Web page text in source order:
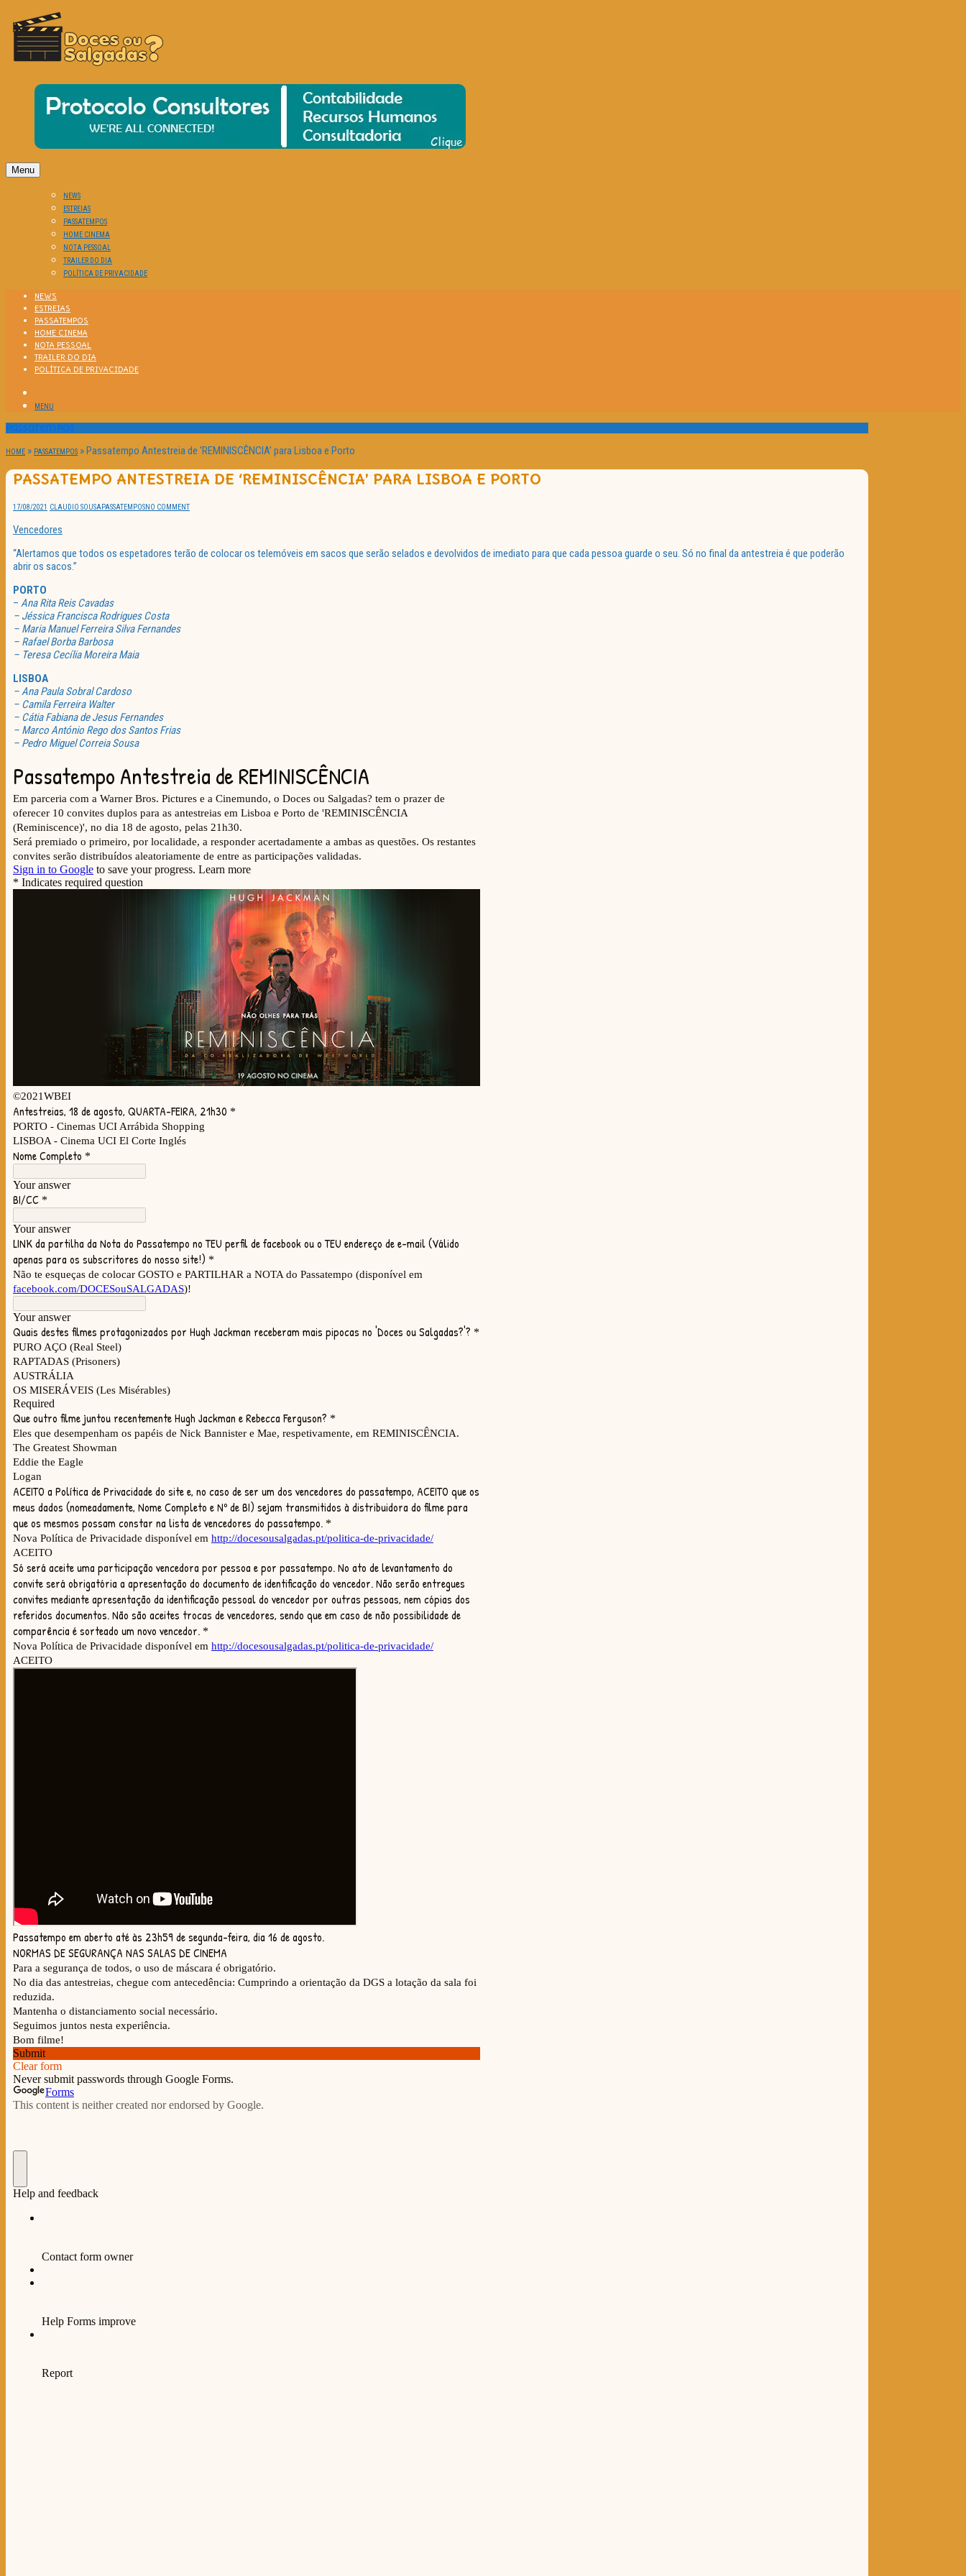
DOCES OU SALGADAS?
O Cinema? Uma Paixão!!
Menu
NEWS
ESTREIAS
PASSATEMPOS
HOME CINEMA
NOTA PESSOAL
TRAILER DO DIA
POLÍTICA DE PRIVACIDADE
NEWS
ESTREIAS
PASSATEMPOS
HOME CINEMA
NOTA PESSOAL
TRAILER DO DIA
POLÍTICA DE PRIVACIDADE
MENU
Passatempos
HOME » PASSATEMPOS »Passatempo Antestreia de ‘REMINISCÊNCIA’ para Lisboa e Porto
PASSATEMPO ANTESTREIA DE ‘REMINISCÊNCIA’ PARA LISBOA E PORTO
17/08/2021 CLAUDIO SOUSAPASSATEMPOSNO COMMENT
Vencedores
“Alertamos que todos os espetadores terão de colocar os telemóveis em sacos que serão selados e devolvidos de imediato para que cada pessoa guarde o seu. Só no final da antestreia é que poderão
abrir os sacos.”
PORTO
– Ana Rita Reis Cavadas
– Jéssica Francisca Rodrigues Costa
– Maria Manuel Ferreira Silva Fernandes
– Rafael Borba Barbosa
– Teresa Cecília Moreira Maia
LISBOA
– Ana Paula Sobral Cardoso
– Camila Ferreira Walter
– Cátia Fabiana de Jesus Fernandes
– Marco António Rego dos Santos Frias
– Pedro Miguel Correia Sousa